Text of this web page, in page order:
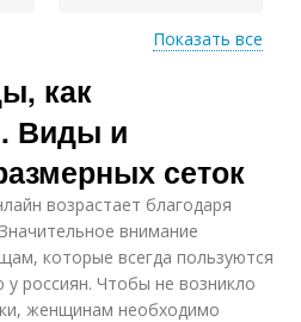
Одежда для полных и
Одежды в цифрах
Показать все
как
Виды и
сеток
возрастает благодаря
внимание
которые всегда пользуются
россиян. Чтобы не возникло
женщинам необходимо